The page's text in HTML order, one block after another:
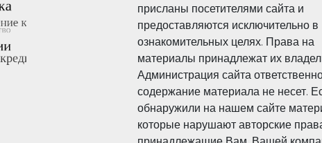
присланы посетителями сайта и
предоставляются исключительно в
ознакомительных целях. Права на
материалы принадлежат их
Администрация сайта
содержание материала не несет.
обнаружили на нашем сайте
которые нарушают авторские